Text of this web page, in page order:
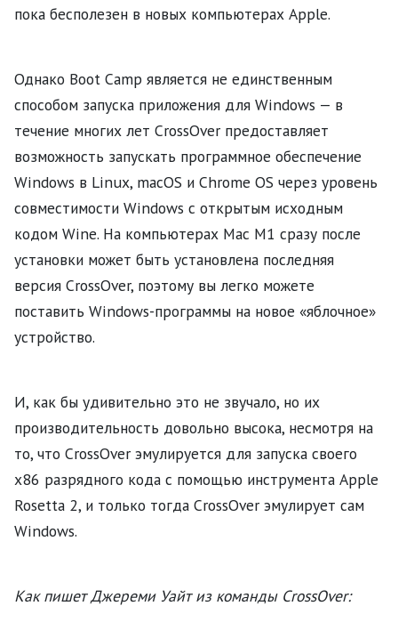
пока бесполезен в новых компьютерах Apple.
Однако Boot Camp является не единственным
способом запуска приложения для Windows — в
течение многих лет CrossOver предоставляет
возможность запускать программное обеспечение
Windows в Linux, macOS и Chrome OS через уровень
совместимости Windows с открытым исходным
кодом Wine. На компьютерах Mac M1 сразу после
установки может быть установлена ​​последняя
версия CrossOver, поэтому вы легко можете
поставить Windows-программы на новое «яблочное»
устройство.
И, как бы удивительно это не звучало, но их
производительность довольно высока, несмотря на
то, что CrossOver эмулируется для запуска своего
x86 разрядного кода с помощью инструмента Apple
Rosetta 2, и только тогда CrossOver эмулирует сам
Windows.
Как пишет Джереми Уайт из команды CrossOver: